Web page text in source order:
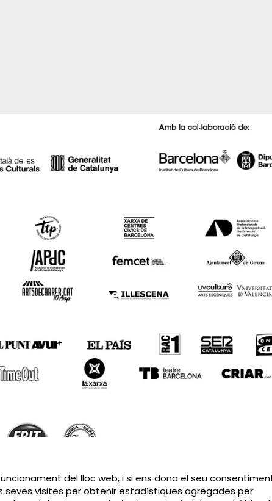
Sitemap | Avís Legal | Política de privacitat | Contactar
del lloc web, i si ens dona el seu
visites per obtenir estadístiques agregades per